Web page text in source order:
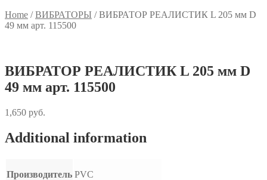
Home /ВИБРАТОРЫ /ВИБРАТОР РЕАЛИСТИК L 205 мм D
49 мм арт. 115500
ВИБРАТОР РЕАЛИСТИК L 205 мм D
49 мм арт. 115500
1,650 руб.
Additional information
Производитель PVC